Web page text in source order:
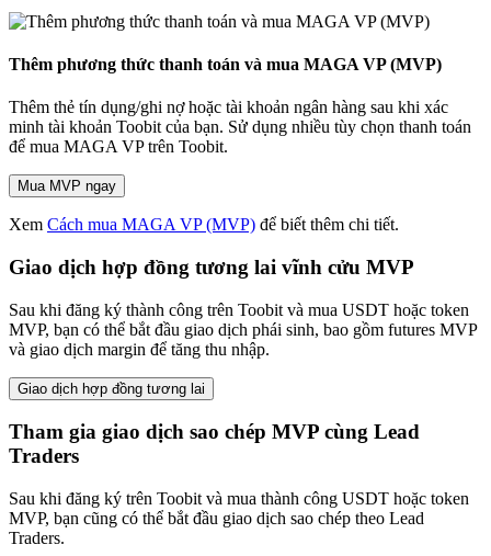
Thêm phương thức thanh toán và mua MAGA VP (MVP)
Thêm thẻ tín dụng/ghi nợ hoặc tài khoản ngân hàng sau khi xác
minh tài khoản Toobit của bạn. Sử dụng nhiều tùy chọn thanh toán
để mua MAGA VP trên Toobit.
Mua MVP ngay
Xem Cách mua MAGA VP (MVP) để biết thêm chi tiết.
Giao dịch hợp đồng tương lai vĩnh cửu MVP
Sau khi đăng ký thành công trên Toobit và mua USDT hoặc token
MVP, bạn có thể bắt đầu giao dịch phái sinh, bao gồm futures MVP
và giao dịch margin để tăng thu nhập.
Giao dịch hợp đồng tương lai
Tham gia giao dịch sao chép MVP cùng Lead
Traders
Sau khi đăng ký trên Toobit và mua thành công USDT hoặc token
MVP, bạn cũng có thể bắt đầu giao dịch sao chép theo Lead
Traders.